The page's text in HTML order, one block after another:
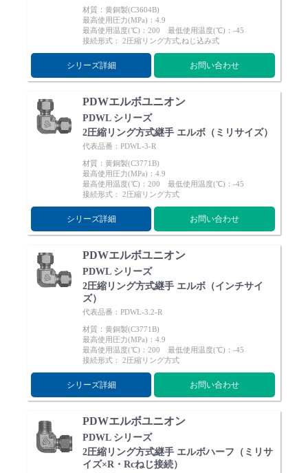
材質：黄銅製(C3604B)
最高使用圧力(MPa)：4.9
最高使用温度(℃)：200 最低使用温度(℃)：-45
接続形式： 2圧縮リング方式,ねじ込み式
シリーズ詳細 お問い合わせ
PDWエルボユニオン
PDWL シリーズ
2圧縮リング方式継手 エルボ（ミリサイズ）
代表品番：PDWL-3-R
材質：黄銅製(C3771B)
最高使用圧力(MPa)：4.9
最高使用温度(℃)：200 最低使用温度(℃)：-45
接続形式： 2圧縮リング方式
シリーズ詳細 お問い合わせ
PDWエルボユニオン
PDWL シリーズ
2圧縮リング方式継手 エルボ（インチサイ
ズ）
代表品番：PDWL-3.2-R
材質：黄銅製(C3771B)
最高使用圧力(MPa)：4.9
最高使用温度(℃)：200 最低使用温度(℃)：-45
接続形式： 2圧縮リング方式
シリーズ詳細 お問い合わせ
PDWエルボユニオン
PDWL シリーズ
2圧縮リング方式継手 エルボハーフ（ミリサ
イズ×R・Rcねじ接続）